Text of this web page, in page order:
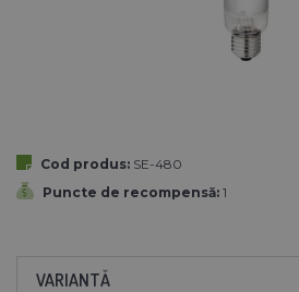
Cod produs: SE-480
Puncte de recompensă: 1
VARIANTĂ